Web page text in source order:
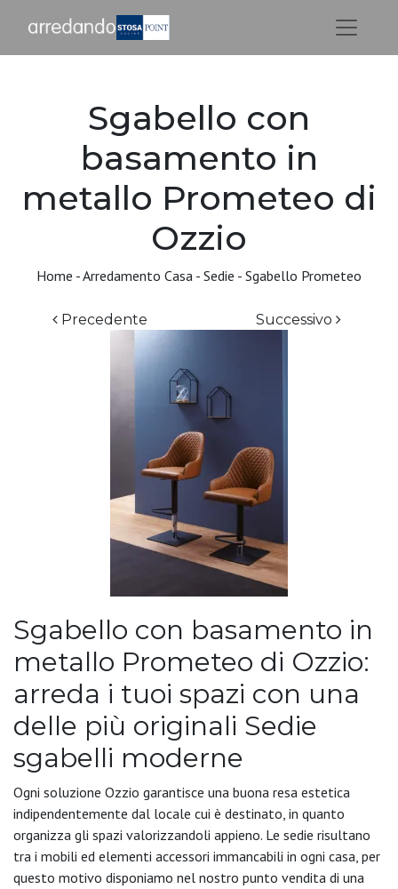
Sgabello con
basamento in
metallo Prometeo di
Ozzio
Home -Arredamento Casa - Sedie - Sgabello Prometeo
Precedente Successivo
Sgabello con basamento in
metallo Prometeo di Ozzio:
arreda i tuoi spazi con una
delle più originali Sedie
sgabelli moderne
Ogni soluzione Ozzio garantisce una buona resa estetica
indipendentemente dal locale cui è destinato, in quanto
organizza gli spazi valorizzandoli appieno. Le sedie risultano
tra i mobili ed elementi accessori immancabili in ogni casa, per
questo motivo disponiamo nel nostro punto vendita di una